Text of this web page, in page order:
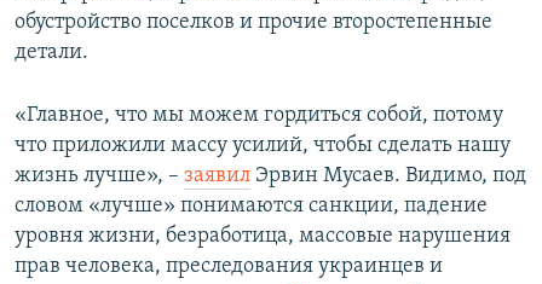
обустройство поселков и прочие второстепенные
детали.
«Главное, что мы можем гордиться собой, потому
что приложили массу усилий, чтобы сделать нашу
жизнь лучше», – заявил Эрвин Мусаев. Видимо, под
словом «лучше» понимаются санкции, падение
уровня жизни, безработица, массовые нарушения
прав человека, преследования украинцев и